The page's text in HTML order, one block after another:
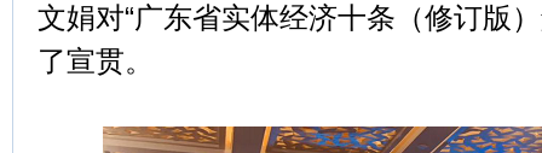
文娟对“广东省实体经济十条（修订版
了宣贯。